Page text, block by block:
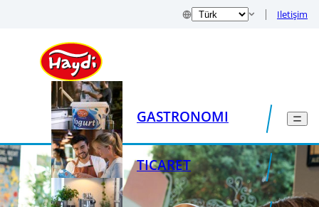
Iletişim
GASTRONOMI
TICARET